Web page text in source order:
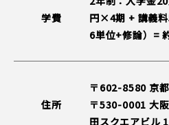
学費
円×4期 + 講義
6単位+修論）=
住所
〒602-8580 京
〒530-0001 大
田スクエアビル